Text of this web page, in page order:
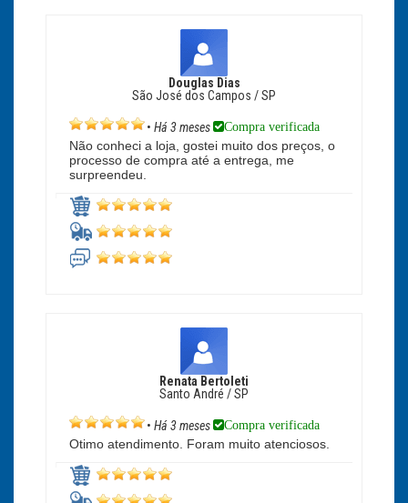
Douglas Dias
São José dos Campos / SP
• Há 3 meses Compra verificada
Não conheci a loja, gostei muito dos preços, o
processo de compra até a entrega, me
surpreendeu.
Renata Bertoleti
Santo André / SP
• Há 3 meses Compra verificada
Otimo atendimento. Foram muito atenciosos.